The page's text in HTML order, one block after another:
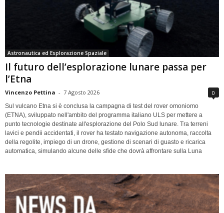
Astronautica ed Esplorazione Spaziale
Il futuro dell’esplorazione lunare passa per
l’Etna
Vincenzo Pettina - 7 Agosto 2026 0
Sul vulcano Etna si è conclusa la campagna di test del rover omoniomo
(ETNA), sviluppato nell'ambito del programma italiano ULS per mettere a
punto tecnologie destinate all'esplorazione del Polo Sud lunare. Tra terreni
lavici e pendii accidentati, il rover ha testato navigazione autonoma, raccolta
della regolite, impiego di un drone, gestione di scenari di guasto e ricarica
automatica, simulando alcune delle sfide che dovrà affrontare sulla Luna